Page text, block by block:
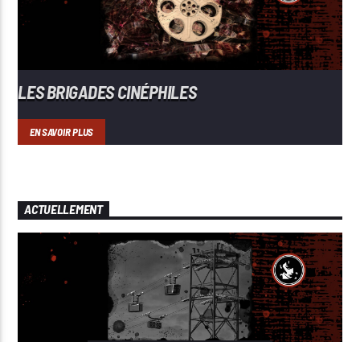
LES BRIGADES CINÉPHILES
EN SAVOIR PLUS
ACTUELLEMENT